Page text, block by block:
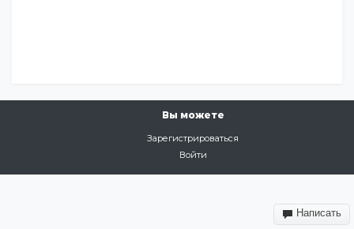
Вы можете
Зарегистрироваться
Войти
Написать